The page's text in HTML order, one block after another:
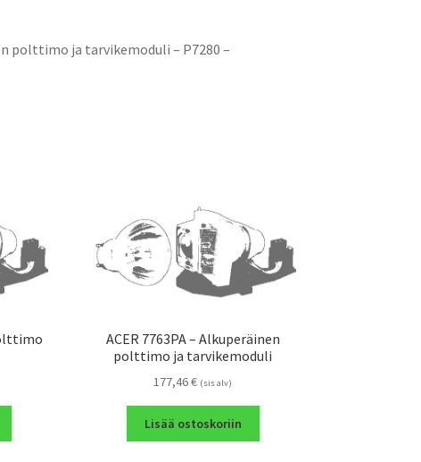
polttimo ja tarvikemoduli – P7280 –
ACER 7763PA – Alkuperäinen
polttimo ja tarvikemoduli
177,46€ (sis alv)
Lisää ostoskoriin